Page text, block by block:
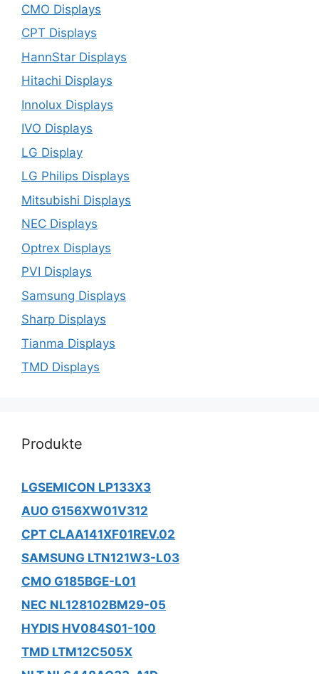
CMO Displays
CPT Displays
HannStar Displays
Hitachi Displays
Innolux Displays
IVO Displays
LG Display
LG Philips Displays
Mitsubishi Displays
NEC Displays
Optrex Displays
PVI Displays
Samsung Displays
Sharp Displays
Tianma Displays
TMD Displays
Produkte
LGSEMICON LP133X3
AUO G156XW01V312
CPT CLAA141XF01REV.02
SAMSUNG LTN121W3-L03
CMO G185BGE-L01
NEC NL128102BM29-05
HYDIS HV084S01-100
TMD LTM12C505X